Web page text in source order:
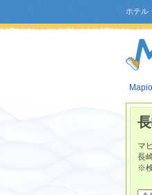
ホテル
マ
長
※